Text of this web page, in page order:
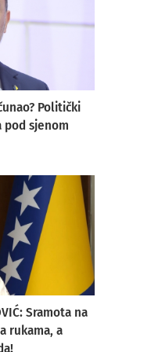
Politički
pod sjenom
Sramota na
rukama, a